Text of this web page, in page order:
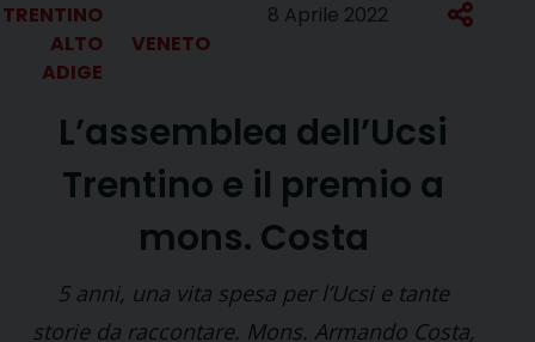
TRENTINO
ALTO
ADIGE
VENETO
8 Aprile 2022
L’assemblea dell’Ucsi
Trentino e il premio a
mons. Costa
5 anni, una vita spesa per l’Ucsi e tante
storie da raccontare. Mons. Armando Costa,